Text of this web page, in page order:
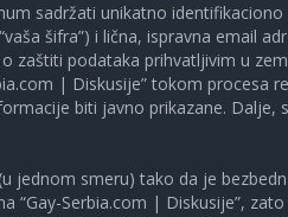
sadržati unikatno
šifra”) i lična, ispravna email
zaštiti podataka prihvatljivim u
| Diskusije” tokom procesa
biti javno prikazane.
jednom smeru) tako da je
“Gay-Serbia.com | Diskusije”,